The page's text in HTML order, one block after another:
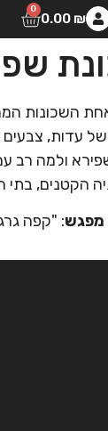
0.00 ₪
0
השכונות
של עדות,
ולמה רב
הקטנים, בתי
מפגש: "קפה גרגר"